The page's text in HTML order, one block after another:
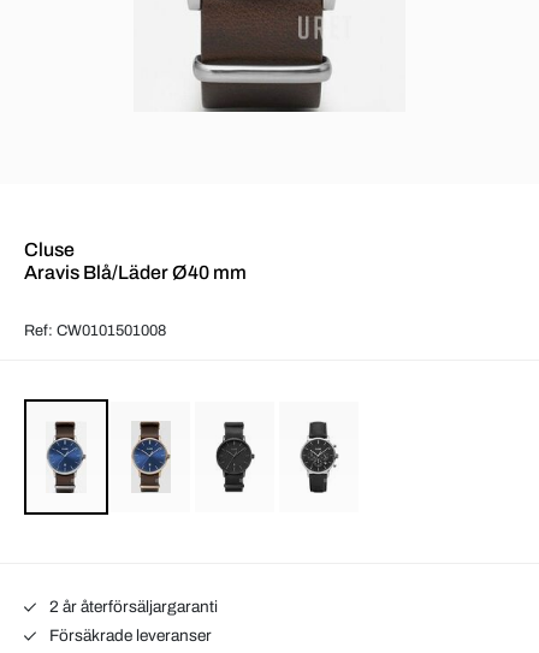
Cluse
Aravis Blå/Läder Ø40 mm
Ref: CW0101501008
2 år återförsäljargaranti
Försäkrade leveranser